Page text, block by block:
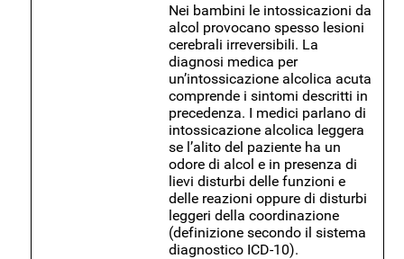
Nei bambini le intossicazioni da
alcol provocano spesso lesioni
cerebrali irreversibili. La
diagnosi medica per
un’intossicazione alcolica acuta
comprende i sintomi descritti in
precedenza. I medici parlano di
intossicazione alcolica leggera
se l’alito del paziente ha un
odore di alcol e in presenza di
lievi disturbi delle funzioni e
delle reazioni oppure di disturbi
leggeri della coordinazione
(definizione secondo il sistema
diagnostico ICD-10).